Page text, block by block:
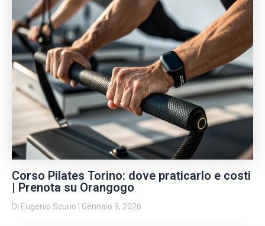
Corso Pilates Torino: dove praticarlo e costi
| Prenota su Orangogo
Di Eugenio Scurio Gennaio 9, 2026